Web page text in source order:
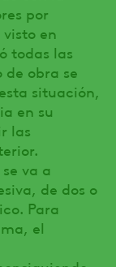
por
en
todas las
obra se
situación,
en su
las
va a
de dos o
Para
el